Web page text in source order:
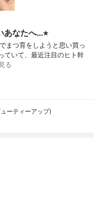
あなたへ…⭐︎
まつ育をしようと思い買っ
ていて、最近注目のヒト幹
る
ーティーアップ)